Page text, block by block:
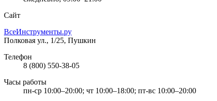
Сайт
ВсеИнструменты.ру
Полковая ул., 1/25, Пушкин
Телефон
8 (800) 550-38-05
Часы работы
пн-ср 10:00–20:00; чт 10:00–18:00; пт-вс 10:00–20:00